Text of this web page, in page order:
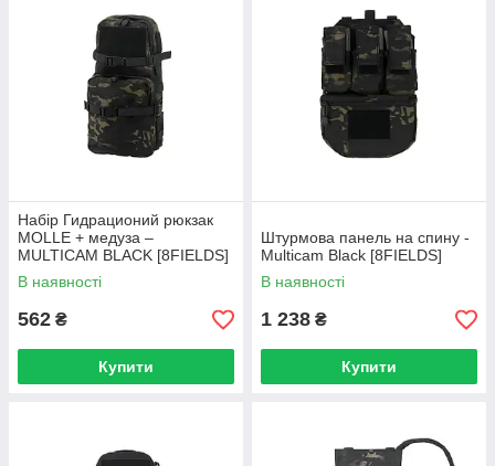
Набір Гидрационий рюкзак
MOLLE + медуза –
MULTICAM BLACK [8FIELDS]
В наявності
562 ₴
Купити
Штурмова панель на спину -
Multicam Black [8FIELDS]
В наявності
1 238 ₴
Купити